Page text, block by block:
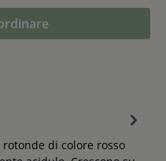
di colore rosso